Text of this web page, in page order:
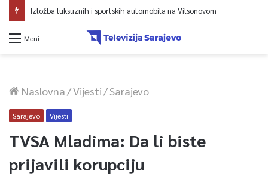
Meni
Naslovna/Vijesti/Sarajevo
Sarajevo Vijesti
TVSA Mladima: Da li biste
prijavili korupciju